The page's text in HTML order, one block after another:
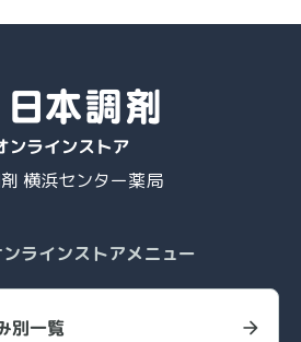
横浜センター薬局
ラインストアメニュー
別一覧